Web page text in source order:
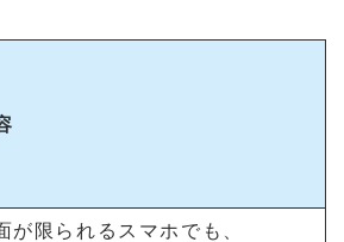
が限られるスマホでも、